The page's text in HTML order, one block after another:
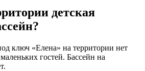
детская
ключ «Елена» на территории нет
гостей. Бассейн на